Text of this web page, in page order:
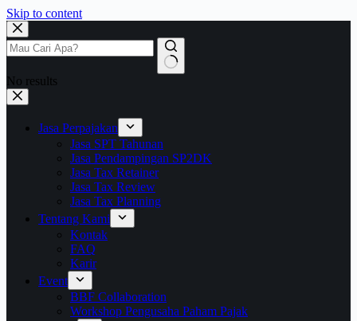
Skip to content
No results
Jasa Perpajakan
Jasa SPT Tahunan
Jasa Pendampingan SP2DK
Jasa Tax Retainer
Jasa Tax Review
Jasa Tax Planning
Tentang Kami
Kontak
FAQ
Karir
Event
BBF Collaboration
Workshop Pengusaha Paham Pajak